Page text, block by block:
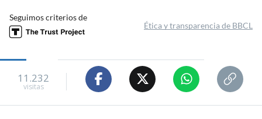
Seguimos criterios de
Ética y transparencia de BBCL
11.232
visitas